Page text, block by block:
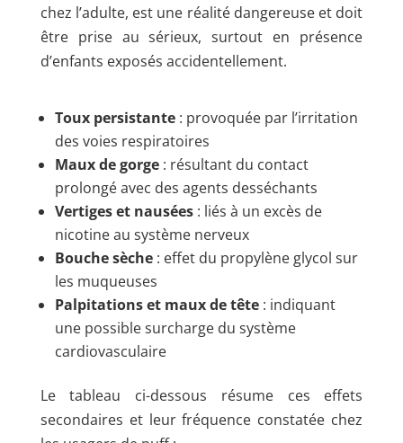
chez l’adulte, est une réalité dangereuse et doit
être prise au sérieux, surtout en présence
d’enfants exposés accidentellement.
Toux persistante: provoquée par l’irritation
des voies respiratoires
Maux de gorge: résultant du contact
prolongé avec des agents desséchants
Vertiges et nausées: liés à un excès de
nicotine au système nerveux
Bouche sèche: effet du propylène glycol sur
les muqueuses
Palpitations et maux de tête: indiquant
une possible surcharge du système
cardiovasculaire
Le tableau ci-dessous résume ces effets
secondaires et leur fréquence constatée chez